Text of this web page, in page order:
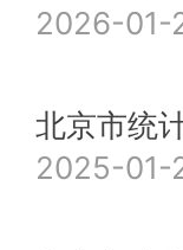
2026-01-
北京市统
2025-01-